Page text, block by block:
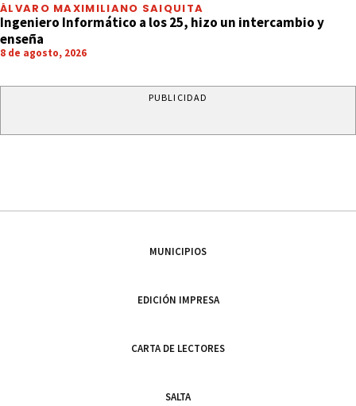
ÁLVARO MAXIMILIANO SAIQUITA
Ingeniero Informático a los 25, hizo un intercambio y
enseña
8 de agosto, 2026
PUBLICIDAD
MUNICIPIOS
EDICIÓN IMPRESA
CARTA DE LECTORES
SALTA